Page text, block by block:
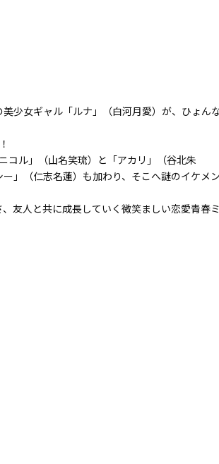
少女ギャル「ルナ」（白河月愛）が、ひょん
コル」（山名笑琉）と「アカリ」（谷北朱
」（仁志名蓮）も加わり、そこへ謎のイケメン
友人と共に成長していく微笑ましい恋愛青春ミ